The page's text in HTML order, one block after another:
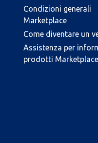
Condizioni generali
Marketplace
Come diventare un
Assistenza per
prodotti Marketplace